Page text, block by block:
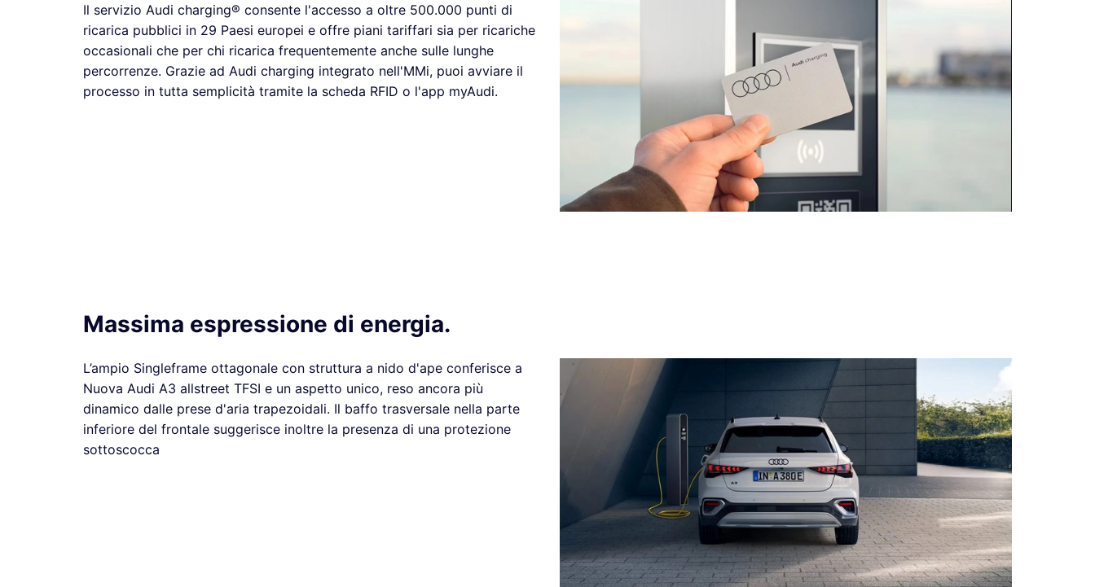
Il servizio Audi charging® consente l'accesso a oltre 500.000 punti di
ricarica pubblici in 29 Paesi europei e offre piani tariffari sia per ricariche
occasionali che per chi ricarica frequentemente anche sulle lunghe
percorrenze. Grazie ad Audi charging integrato nell'MMi, puoi avviare il
processo in tutta semplicità tramite la scheda RFID o l'app myAudi.
Massima espressione di energia.
L’ampio Singleframe ottagonale con struttura a nido d'ape conferisce a
Nuova Audi A3 allstreet TFSI e un aspetto unico, reso ancora più
dinamico dalle prese d'aria trapezoidali. Il baffo trasversale nella parte
inferiore del frontale suggerisce inoltre la presenza di una protezione
sottoscocca